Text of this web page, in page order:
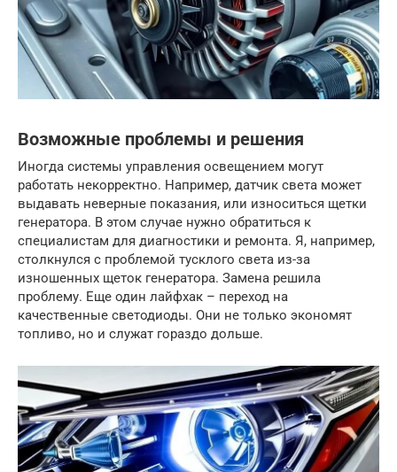
Возможные проблемы и решения
Иногда системы управления освещением могут
работать некорректно. Например, датчик света может
выдавать неверные показания, или износиться щетки
генератора. В этом случае нужно обратиться к
специалистам для диагностики и ремонта. Я, например,
столкнулся с проблемой тусклого света из-за
изношенных щеток генератора. Замена решила
проблему. Еще один лайфхак – переход на
качественные светодиоды. Они не только экономят
топливо, но и служат гораздо дольше.